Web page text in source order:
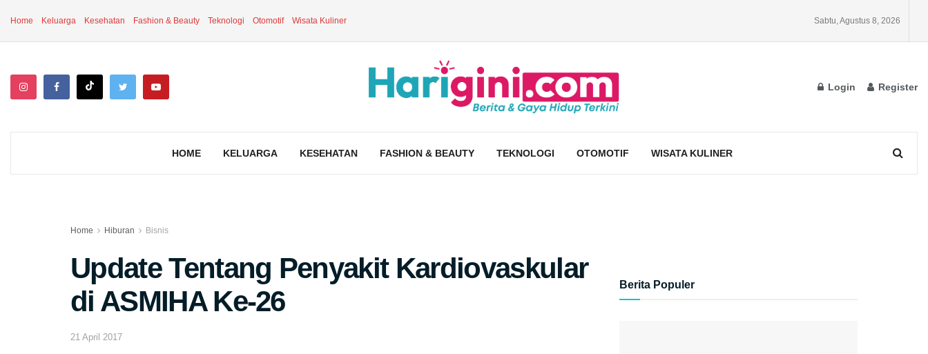
Home Keluarga Kesehatan Fashion & Beauty Teknologi Otomotif Wisata Kuliner Sabtu, Agustus 8, 2026
Login Register
HOME KELUARGA KESEHATAN FASHION & BEAUTY TEKNOLOGI OTOMOTIF WISATA KULINER
Home Hiburan Bisnis
Update Tentang Penyakit Kardiovaskular
di ASMIHA Ke-26
21 April 2017
Berita Populer